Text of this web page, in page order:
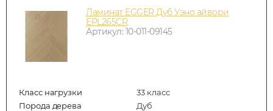
Ламинат EGGER Дуб Уэно айвори
EPL265CR
Артикул: 10-011-09145
Класс нагрузки
33 класс
Порода дерева
Дуб